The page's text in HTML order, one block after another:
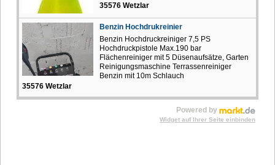
35576 Wetzlar
Benzin Hochdrukreinier
Benzin Hochdruckreiniger 7,5 PS
Hochdruckpistole Max.190 bar
Flächenreiniger mit 5 Düsenaufsätze, Garten
Reinigungsmaschine Terrassenreiniger
Benzin mit 10m Schlauch
35576 Wetzlar
Powered by
Widget auf Ihrer Seite einbinden